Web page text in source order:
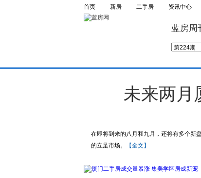
首页 新房 二手房 资讯中心
蓝房周
未来两月
在即将到来的八月和九月，还将有多个新
的立足市场。
【全文】